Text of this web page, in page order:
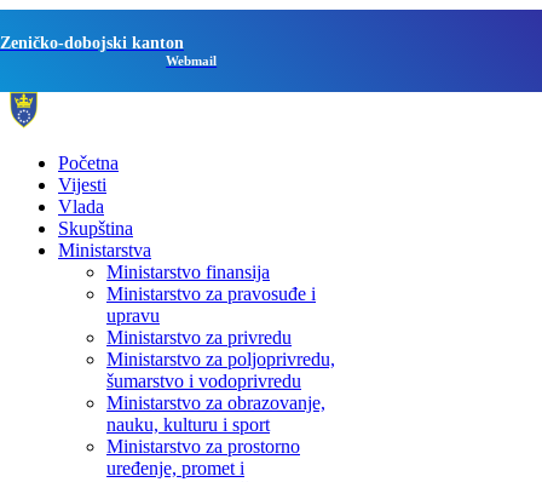
Zeničko-dobojski kanton
Webmail
Početna
Vijesti
Vlada
Skupština
Ministarstva
Ministarstvo finansija
Ministarstvo za pravosuđe i
upravu
Ministarstvo za privredu
Ministarstvo za poljoprivredu,
šumarstvo i vodoprivredu
Ministarstvo za obrazovanje,
nauku, kulturu i sport
Ministarstvo za prostorno
uređenje, promet i